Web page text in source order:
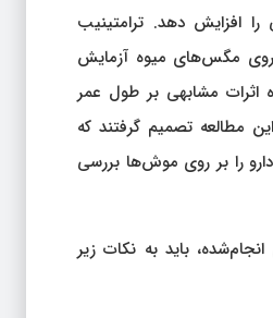
را افزایش دهد. ترامتینیب
مگس‌های میوه آزمایش
اثرات مشابهی بر طول عمر
مطالعه تصمیم گرفتند که
را بر روی موش‌ها بررسی
باید به نکات زیر